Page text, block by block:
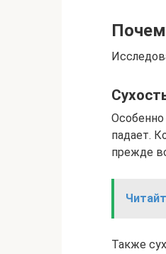
Особенно
падает.
прежде
Также